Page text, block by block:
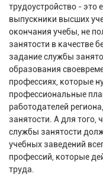
трудоустройство - это
выпускники высших
окончания учебы, не
занятости в качестве
задание службы
образования
профессиях, которые
профессиональные
работодателей
занятости. А для того,
службы занятости
учебных заведений
профессий, которые
труда.